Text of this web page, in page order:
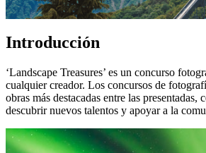
Introducción
‘Landscape Treasures’ es un concurso
cualquier creador. Los concursos de
obras más destacadas entre las presentadas,
descubrir nuevos talentos y apoyar a la